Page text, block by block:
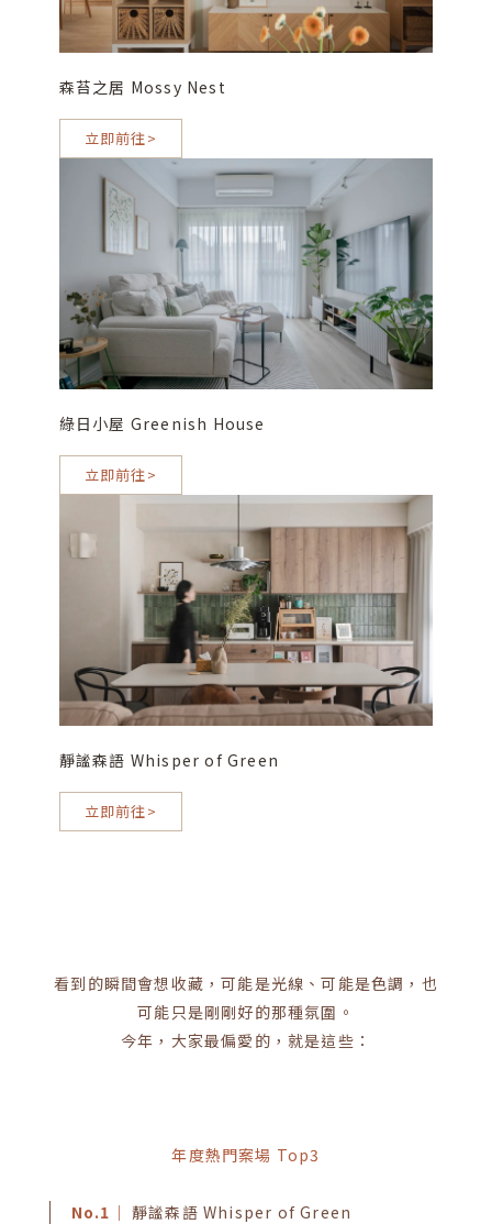
森苔之居 Mossy Nest
立即前往>
綠日小屋 Greenish House
立即前往>
靜謐森語 Whisper of Green
立即前往>
看到的瞬間會想收藏，可能是光線、可能是色調，也
可能只是剛剛好的那種氛圍。
今年，大家最偏愛的，就是這些：
年度熱門案場 Top3
No.1｜ 靜謐森語 Whisper of Green